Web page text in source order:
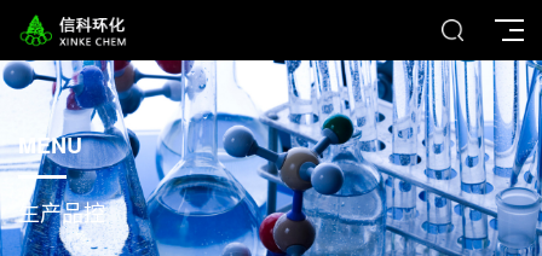
MENU
生产品控